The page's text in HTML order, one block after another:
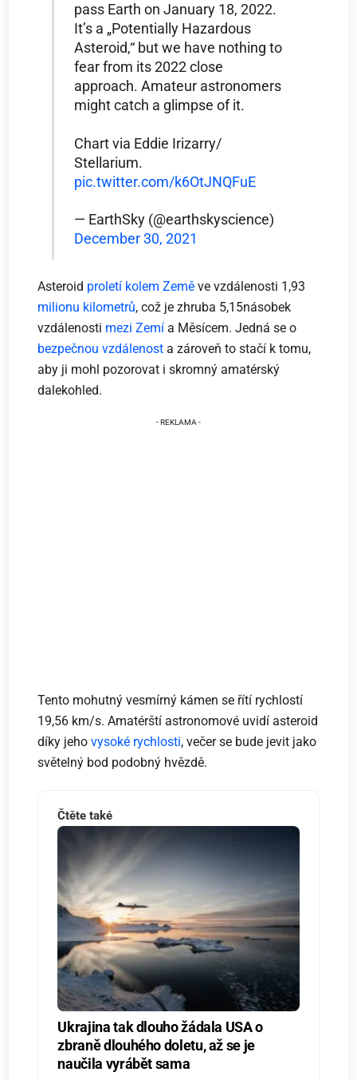
pass Earth on January 18, 2022.
It’s a „Potentially Hazardous
Asteroid,“ but we have nothing to
fear from its 2022 close
approach. Amateur astronomers
might catch a glimpse of it.
Chart via Eddie Irizarry/
Stellarium.
pic.twitter.com/k6OtJNQFuE
— EarthSky (@earthskyscience)
December 30, 2021
Asteroid proletí kolem Země ve vzdálenosti 1,93
milionu kilometrů, což je zhruba 5,15násobek
vzdálenosti mezi Zemí a Měsícem. Jedná se o
bezpečnou vzdálenost a zároveň to stačí k tomu,
aby ji mohl pozorovat i skromný amatérský
dalekohled.
Tento mohutný vesmírný kámen se řítí rychlostí
19,56 km/s. Amatérští astronomové uvidí asteroid
díky jehovysoké rychlosti, večer se bude jevit jako
světelný bod podobný hvězdě.
Čtěte také
Ukrajina tak dlouho žádala USA o
zbraně dlouhého doletu, až se je
naučila vyrábět sama